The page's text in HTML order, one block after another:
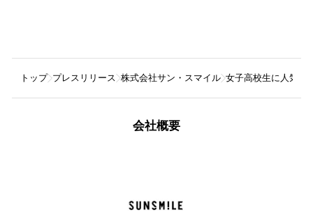
トップ プレスリリース 株式会社サン・スマイル 女子高校生に人気の
会社概要